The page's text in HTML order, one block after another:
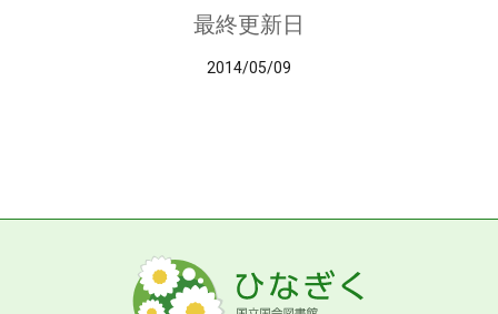
最終更新日
2014/05/09